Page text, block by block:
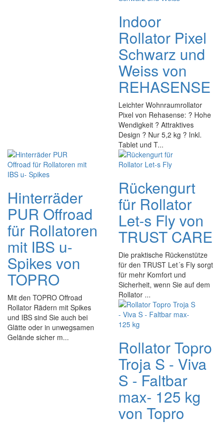
Indoor
Rollator Pixel
Schwarz und
Weiss von
REHASENSE
Leichter Wohnraumrollator
Pixel von Rehasense: ? Hohe
Wendigkeit ? Attraktives
Design ? Nur 5,2 kg ? Inkl.
Tablet und T...
Hinterräder
PUR Offroad
für Rollatoren
mit IBS u-
Spikes von
TOPRO
Mit den TOPRO Offroad
Rollator Rädern mit Spikes
und IBS sind Sie auch bei
Glätte oder in unwegsamen
Gelände sicher m...
Rückengurt
für Rollator
Let-s Fly von
TRUST CARE
Die praktische Rückenstütze
für den TRUST Let´s Fly sorgt
für mehr Komfort und
Sicherheit, wenn Sie auf dem
Rollator ...
Rollator Topro
Troja S - Viva
S - Faltbar
max- 125 kg
von Topro